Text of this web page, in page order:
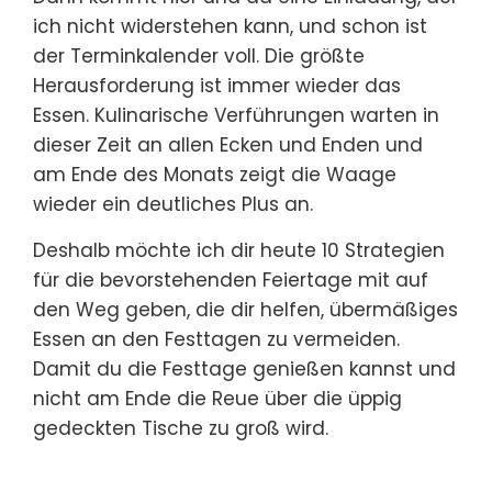
ich nicht widerstehen kann, und schon ist
der Terminkalender voll. Die größte
Herausforderung ist immer wieder das
Essen. Kulinarische Verführungen warten in
dieser Zeit an allen Ecken und Enden und
am Ende des Monats zeigt die Waage
wieder ein deutliches Plus an.
Deshalb möchte ich dir heute 10 Strategien
für die bevorstehenden Feiertage mit auf
den Weg geben, die dir helfen, übermäßiges
Essen an den Festtagen zu vermeiden.
Damit du die Festtage genießen kannst und
nicht am Ende die Reue über die üppig
gedeckten Tische zu groß wird.